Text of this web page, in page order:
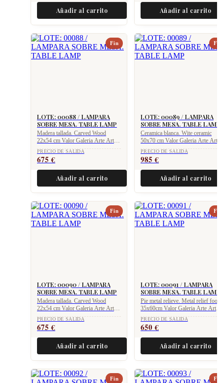
Añadir al carrito Añadir al carrito
LOTE: 00088 / LAMPARA
SOBRE MESA. TABLE LAMP
Madera tallada. Carved Wood
22x54 cm Valor Galeria Arte Art
Gallery value 1.250 €
PRECIO DE SALIDA
675€
Fin
Añadir al carrito
LOTE: 00089 / LAMPARA
SOBRE MESA. TABLE LAMP
Ceramica blanca. Wite ceramic
50x70 cm Valor Galeria Arte Art
Gallery value 1.975 €
PRECIO DE SALIDA
985€
Añadir al carrito
LOTE: 00090 / LAMPARA
SOBRE MESA. TABLE LAMP
Madera tallada. Carved Wood
22x54 cm Valor Galeria Arte Art
Gallery value 1.250 €
PRECIO DE SALIDA
675€
Fin
Añadir al carrito
LOTE: 00091 / LAMPARA
SOBRE MESA. TABLE LAMP
Pie metal relieve. Metal relief foot
35x60cm Valor Galeria Arte Art
Gallery value 1.275 €
PRECIO DE SALIDA
650€
Añadir al carrito
Fin